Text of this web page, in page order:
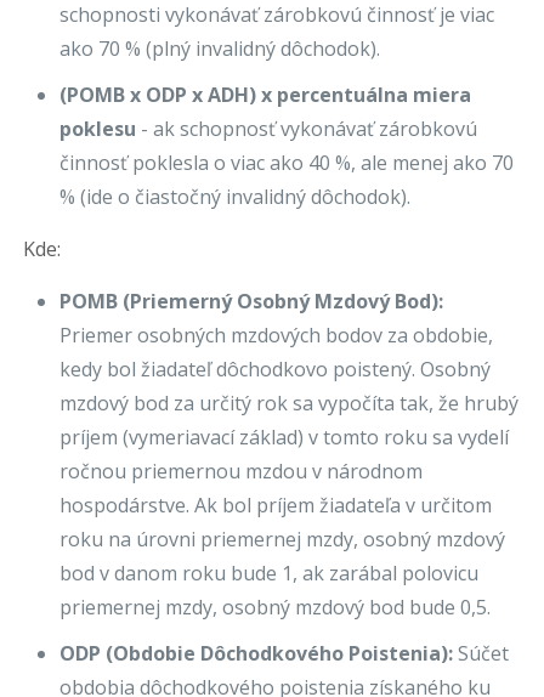
schopnosti vykonávať zárobkovú činnosť je viac
ako 70 % (plný invalidný dôchodok).
(POMB x ODP x ADH) x percentuálna miera
poklesu - ak schopnosť vykonávať zárobkovú
činnosť poklesla o viac ako 40 %, ale menej ako 70
% (ide o čiastočný invalidný dôchodok).
Kde:
POMB (Priemerný Osobný Mzdový Bod):
Priemer osobných mzdových bodov za obdobie,
kedy bol žiadateľ dôchodkovo poistený. Osobný
mzdový bod za určitý rok sa vypočíta tak, že hrubý
príjem (vymeriavací základ) v tomto roku sa vydelí
ročnou priemernou mzdou v národnom
hospodárstve. Ak bol príjem žiadateľa v určitom
roku na úrovni priemernej mzdy, osobný mzdový
bod v danom roku bude 1, ak zarábal polovicu
priemernej mzdy, osobný mzdový bod bude 0,5.
ODP (Obdobie Dôchodkového Poistenia):Súčet
obdobia dôchodkového poistenia získaného ku